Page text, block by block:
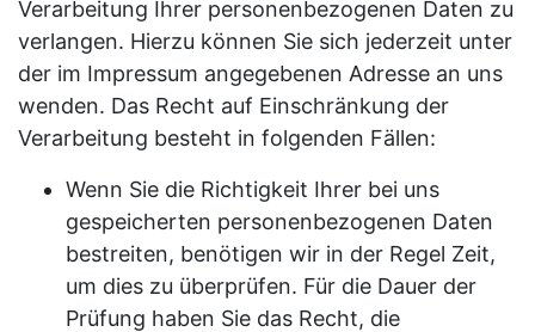
Verarbeitung Ihrer personenbezogenen Daten zu
verlangen. Hierzu können Sie sich jederzeit unter
der im Impressum angegebenen Adresse an uns
wenden. Das Recht auf Einschränkung der
Verarbeitung besteht in folgenden Fällen:
Wenn Sie die Richtigkeit Ihrer bei uns
gespeicherten personenbezogenen Daten
bestreiten, benötigen wir in der Regel Zeit,
um dies zu überprüfen. Für die Dauer der
Prüfung haben Sie das Recht, die